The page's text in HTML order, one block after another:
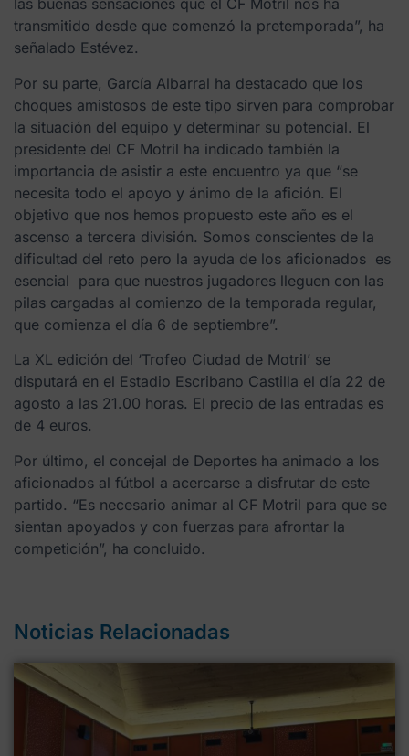
las buenas sensaciones que el CF Motril nos ha
transmitido desde que comenzó la pretemporada”, ha
señalado Estévez.
Por su parte, García Albarral ha destacado que los
choques amistosos de este tipo sirven para comprobar
la situación del equipo y determinar su potencial. El
presidente del CF Motril ha indicado también la
importancia de asistir a este encuentro ya que “se
necesita todo el apoyo y ánimo de la afición. El
objetivo que nos hemos propuesto este año es el
ascenso a tercera división. Somos conscientes de la
dificultad del reto pero la ayuda de los aficionados es
esencial para que nuestros jugadores lleguen con las
pilas cargadas al comienzo de la temporada regular,
que comienza el día 6 de septiembre”.
La XL edición del ‘Trofeo Ciudad de Motril’ se
disputará en el Estadio Escribano Castilla el día 22 de
agosto a las 21.00 horas. El precio de las entradas es
de 4 euros.
Por último, el concejal de Deportes ha animado a los
aficionados al fútbol a acercarse a disfrutar de este
partido. “Es necesario animar al CF Motril para que se
sientan apoyados y con fuerzas para afrontar la
competición”, ha concluido.
Noticias Relacionadas